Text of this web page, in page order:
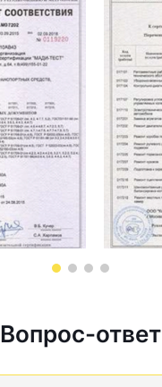
Вопрос-ответ